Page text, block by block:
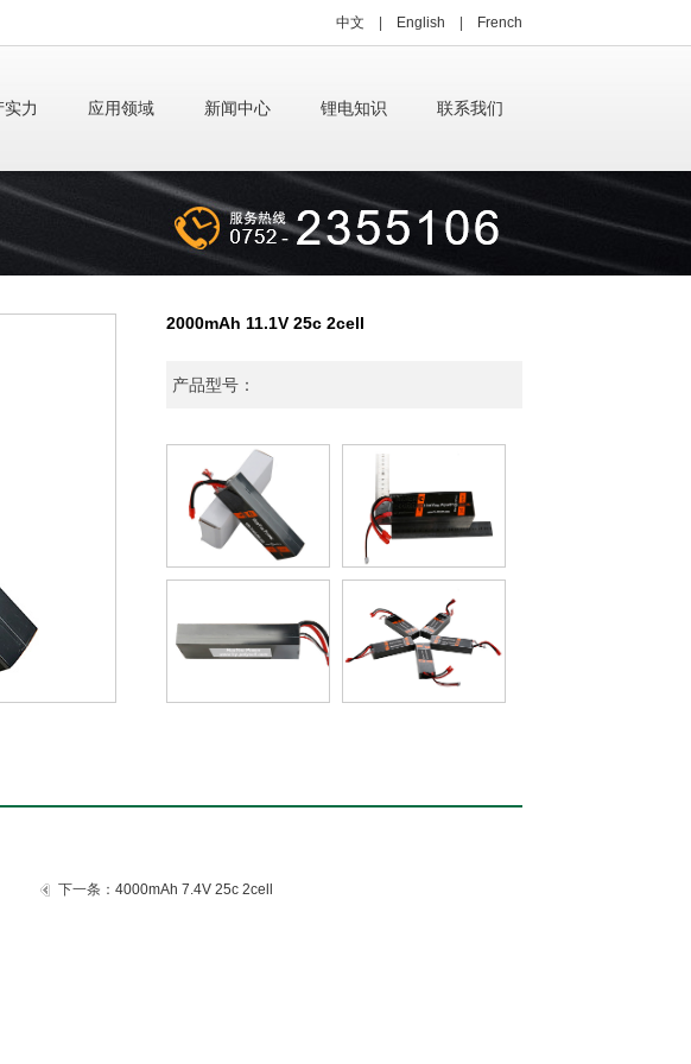
中文 English French
实力 应用领域 新闻中心 锂电知识 联系我们
2000mAh 11.1V 25c 2cell
产品型号：
下一条： 4000mAh 7.4V 25c 2cell